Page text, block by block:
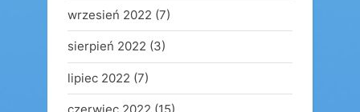
wrzesień 2022 (7)
sierpień 2022 (3)
lipiec 2022 (7)